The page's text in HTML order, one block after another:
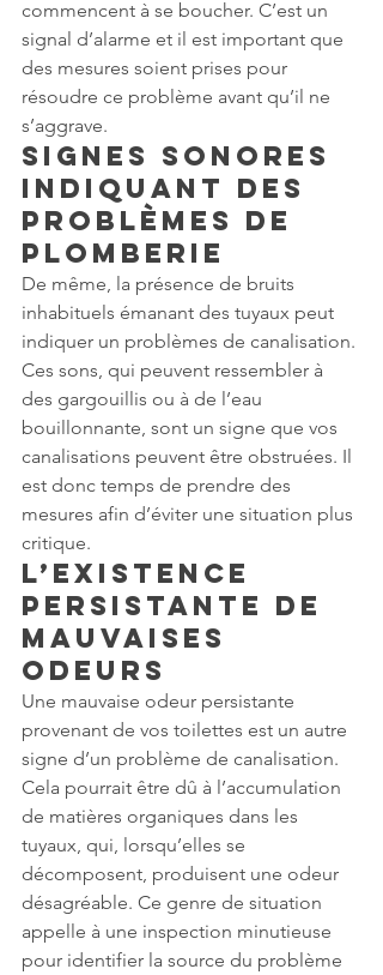
commencent à se boucher. C’est un
signal d’alarme et il est important que
des mesures soient prises pour
résoudre ce problème avant qu’il ne
s’aggrave.
Signes sonores
indiquant des
problèmes de
plomberie
De même, la présence de bruits
inhabituels émanant des tuyaux peut
indiquer un problèmes de canalisation.
Ces sons, qui peuvent ressembler à
des gargouillis ou à de l’eau
bouillonnante, sont un signe que vos
canalisations peuvent être obstruées. Il
est donc temps de prendre des
mesures afin d’éviter une situation plus
critique.
L’existence
persistante de
mauvaises
odeurs
Une mauvaise odeur persistante
provenant de vos toilettes est un autre
signe d’un problème de canalisation.
Cela pourrait être dû à l’accumulation
de matières organiques dans les
tuyaux, qui, lorsqu’elles se
décomposent, produisent une odeur
désagréable. Ce genre de situation
appelle à une inspection minutieuse
pour identifier la source du problème